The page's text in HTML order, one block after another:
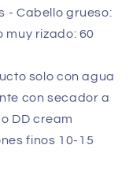
- Cabello grueso:
muy rizado: 60
solo con agua
con secador a
DD cream
finos 10-15